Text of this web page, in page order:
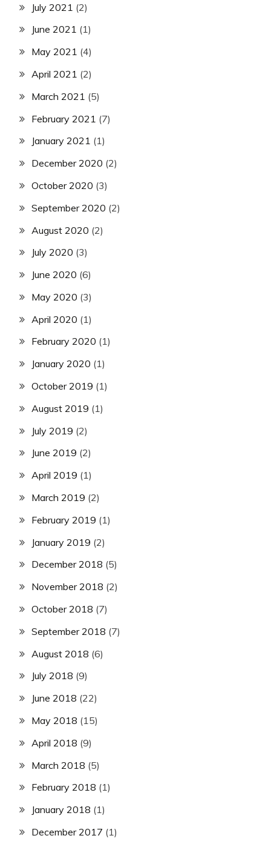
July 2021 (2)
June 2021 (1)
May 2021 (4)
April 2021 (2)
March 2021 (5)
February 2021 (7)
January 2021 (1)
December 2020 (2)
October 2020 (3)
September 2020 (2)
August 2020 (2)
July 2020 (3)
June 2020 (6)
May 2020 (3)
April 2020 (1)
February 2020 (1)
January 2020 (1)
October 2019 (1)
August 2019 (1)
July 2019 (2)
June 2019 (2)
April 2019 (1)
March 2019 (2)
February 2019 (1)
January 2019 (2)
December 2018 (5)
November 2018 (2)
October 2018 (7)
September 2018 (7)
August 2018 (6)
July 2018 (9)
June 2018 (22)
May 2018 (15)
April 2018 (9)
March 2018 (5)
February 2018 (1)
January 2018 (1)
December 2017 (1)